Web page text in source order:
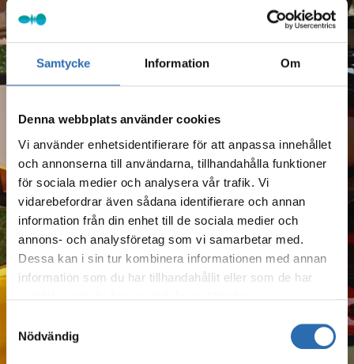
Samtycke Information Om
Denna webbplats använder cookies
Vi använder enhetsidentifierare för att anpassa innehållet
och annonserna till användarna, tillhandahålla funktioner
för sociala medier och analysera vår trafik. Vi
vidarebefordrar även sådana identifierare och annan
information från din enhet till de sociala medier och
annons- och analysföretag som vi samarbetar med.
Dessa kan i sin tur kombinera informationen med annan
information som du har tillhandahållit eller som de har
Nödvändig